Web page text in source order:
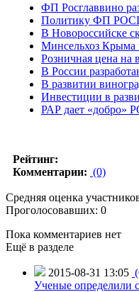
ФП Росглаввино
Политику ФП
В Новороссийске
Минсельхоз Крыма
Розничная цена на
В России
В развитии
Инвестиции в
РАР дает
Рейтинг:
Комментарии: (0)
Средняя оценка
Проголосовавших: 0
Пока комментариев нет
Ещё в разделе
2015-08-31 13:05
Ученые определили